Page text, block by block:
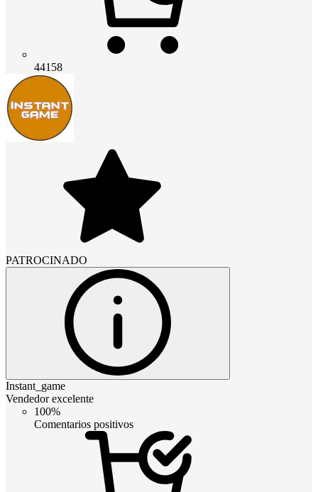
44158
PATROCINADO
Instant_game
Vendedor excelente
100%
Comentarios positivos